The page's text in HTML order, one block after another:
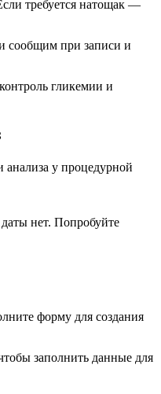
требуется натощак —
сообщим при записи и
гликемии и
анализа у процедурной
нет. Попробуйте
форму для создания
заполнить данные для